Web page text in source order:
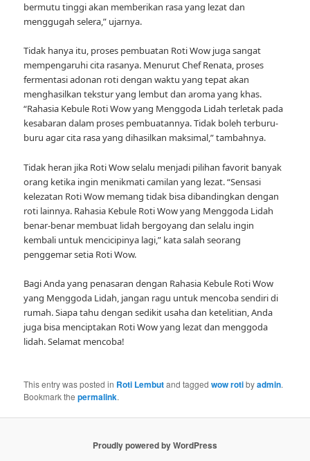
bermutu tinggi akan memberikan rasa yang lezat dan
menggugah selera,” ujarnya.
Tidak hanya itu, proses pembuatan Roti Wow juga sangat
mempengaruhi cita rasanya. Menurut Chef Renata, proses
fermentasi adonan roti dengan waktu yang tepat akan
menghasilkan tekstur yang lembut dan aroma yang khas.
“Rahasia Kebule Roti Wow yang Menggoda Lidah terletak pada
kesabaran dalam proses pembuatannya. Tidak boleh terburu-
buru agar cita rasa yang dihasilkan maksimal,” tambahnya.
Tidak heran jika Roti Wow selalu menjadi pilihan favorit banyak
orang ketika ingin menikmati camilan yang lezat. “Sensasi
kelezatan Roti Wow memang tidak bisa dibandingkan dengan
roti lainnya. Rahasia Kebule Roti Wow yang Menggoda Lidah
benar-benar membuat lidah bergoyang dan selalu ingin
kembali untuk mencicipinya lagi,” kata salah seorang
penggemar setia Roti Wow.
Bagi Anda yang penasaran dengan Rahasia Kebule Roti Wow
yang Menggoda Lidah, jangan ragu untuk mencoba sendiri di
rumah. Siapa tahu dengan sedikit usaha dan ketelitian, Anda
juga bisa menciptakan Roti Wow yang lezat dan menggoda
lidah. Selamat mencoba!
This entry was posted in Roti Lembutand taggedwow rotibyadmin.
Bookmark thepermalink.
Proudly powered by WordPress